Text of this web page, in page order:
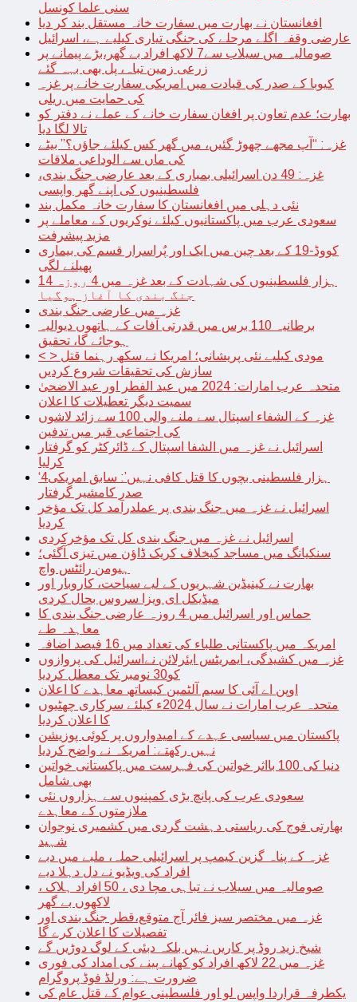
سنی علما کونسل
افغانستان نے بھارت میں سفارت خانہ مستقل بند کر دیا
عارضی وقفہ اگلے مرحلے کی جنگی تیاری کیلیے ہے، اسرائیل
صومالیہ میں سیلاب سے7 لاکھ افراد بے گھر،بڑے پیمانے پر
زرعی زمین تباہ، پل بھی بہہ گئے
کیوبا کے صدر کی قیادت میں امریکی سفارت خانے پر غزہ
کی حمایت میں ریلی
بھارت؛ عدم تعاون پر افغان سفارت خانے کے عملے نے دفتر کو
تالا لگا دیا
غزہ: “آپ مجھے چھوڑ گئیں، میں گھر کس کیلئے جاؤں؟” بیٹے
کی ماں سے الوداعی ملاقات
غزہ: 49 دن اسرائیلی بمباری کے بعد عارضی جنگ بندی،
فلسطینیوں کی اپنے گھر واپسی
نئی دہلی میں افغانستان کا سفارت خانہ مکمل بند
سعودی عرب میں پاکستانیوں کیلئے نوکریوں کے معاملے پر
مزید پیشرفت
کووڈ-19 کے بعد چین میں ایک اور پُراسرار قسم کی بیماری
پھیلنے لگی
14 ہزار فلسطینیوں کی شہادت کے بعد غزہ میں 4 روزہ
جنگ بندی کا آغاز ہوگیا
غزہ میں عارضی جنگ بندی
برطانیہ 110 برس میں قدرتی آفات کے ہاتھوں دیوالیہ
ہوجائے گا، تحقیق
< > مودی کیلیے نئی پریشانی؛ امریکا نے سکھ رہنما قتل
سازش کی تحقیقات شروع کردیں
متحدہ عرب امارات: 2024 میں عید الفطر اور عید الاضحیٰ
سمیت دیگر تعطیلات کا اعلان
غزہ کے الشفاء اسپتال سے ملنے والی 100 سے زائد لاشوں
کی اجتماعی قبر میں تدفین
اسرائیل نے غزہ میں الشفا اسپتال کے ڈائرکٹر کو گرفتار
کرلیا
‘4ہزار فلسطینی بچوں کا قتل کافی نہیں’: سابق امریکی
صدر کامشیر گرفتار
اسرائیل نے غزہ میں جنگ بندی پر عملدرآمد کل تک مؤخر
کردیا
اسرائیل نے غزہ میں جنگ بندی کل تک مؤخرکردی
سنکیانگ میں مساجد کیخلاف کریک ڈاؤن میں تیزی آگئی؛
ہیومن رائٹس واچ
بھارت نے کینیڈین شہریوں کے لیے سیاحت، کاروبار اور
میڈیکل ای ویزا سروس بحال کردی
حماس اور اسرائیل میں 4 روزہ عارضی جنگ بندی کا
معاہدہ طے
امریکہ میں پاکستانی طلباء کی تعداد میں 16 فیصد اضافہ
غزہ میں کشیدگی، ایمریٹس ایئرلائن نےاسرائیل کی پروازوں
کو30 نومبر تک معطل کردیا
اوپن اے آئی کا سیم آلٹمین کیساتھ معاہدے کا اعلان
متحدہ عرب امارات نے سال 2024ء کیلئے سرکاری چھٹیوں
کا اعلان کردیا
پاکستان میں سیاسی عہدے کے امیدواروں پر کوئی پوزیشن
نہیں رکھتے: امریکہ نے واضح کردیا
دنیا کی 100 بااثر خواتین کی فہرست میں پاکستانی خواتین
بھی شامل
سعودی عرب کی پانچ بڑی کمپنیوں سے ہزاروں نئی
ملازمتوں کے معاہدے
بھارتی فوج کی ریاستی دہشت گردی میں کشمیری نوجوان
شہید
غزہ کے پناہ گزین کیمپ پر اسرائیلی حملہ، ملبے میں دبے
افراد کی ویڈیو نے دل دہلا دیے
صومالیہ میں سیلاب نے تباہی مچا دی ، 50 افراد ہلاک ،
لاکھوں بے گھر
غزہ میں مختصر سیز فائر آج متوقع،قطر جنگ بندی اور
تفصیلات کا اعلان کرے گا
شیخ زید روڈ پر کاریں نہیں بلکہ دبئی کے لوگ دوڑیں گے
غزہ میں 22 لاکھ افراد کو کھانے پینے کی امداد کی فوری
ضرورت ہے: ورلڈ فوڈ پروگرام
یکطرفہ قراردا واپس لو اور فلسطینی عوام کے قتل عام کی